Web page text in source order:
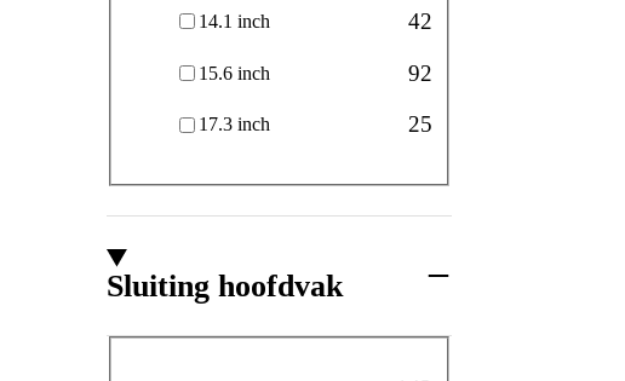
14.1 inch 42
15.6 inch 92
17.3 inch 25
Sluiting hoofdvak